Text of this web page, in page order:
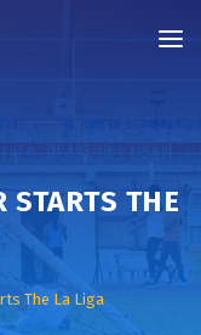
STARTS THE
The La Liga